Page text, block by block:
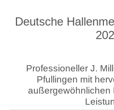
Deutsche
Professioneller J.
Pfullingen mit
außergewöhnlichen